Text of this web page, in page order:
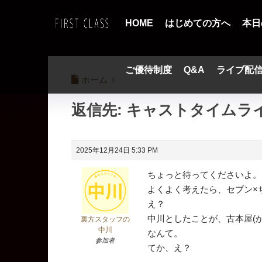
HOME はじめての方へ 本
ご優待制度 Q&A ライブ配
ホーム
返信先: キャストタイムラ
2025年12月24日 5:33 PM
裏方スタッフの
中川
参加者
ちょっと待ってくださいよ。
よくよく考えたら、セブン×
え？
中川としたことが、古本屋(
なんて。
てか、え？